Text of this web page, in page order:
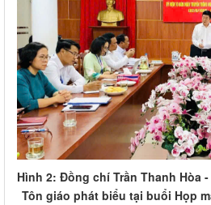
Hình 2: Đồng chí Trần Thanh Hòa
Tôn giáo phát biểu tại buổi Họp